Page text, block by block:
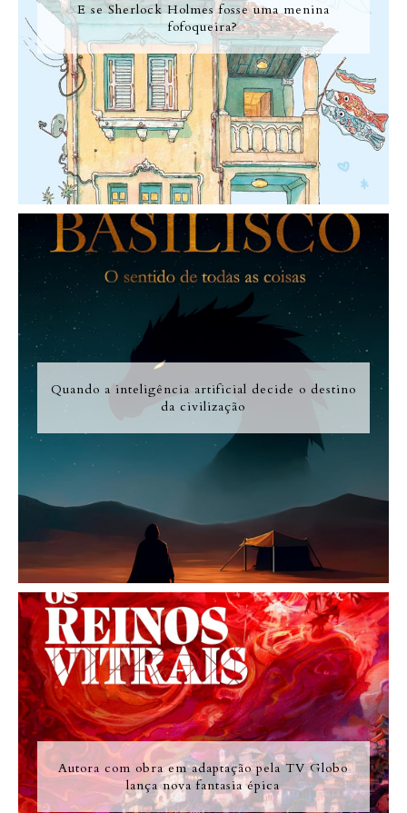
E se Sherlock Holmes fosse uma menina
fofoqueira?
Quando a inteligência artificial decide o destino
da civilização
Autora com obra em adaptação pela TV Globo
lança nova fantasia épica